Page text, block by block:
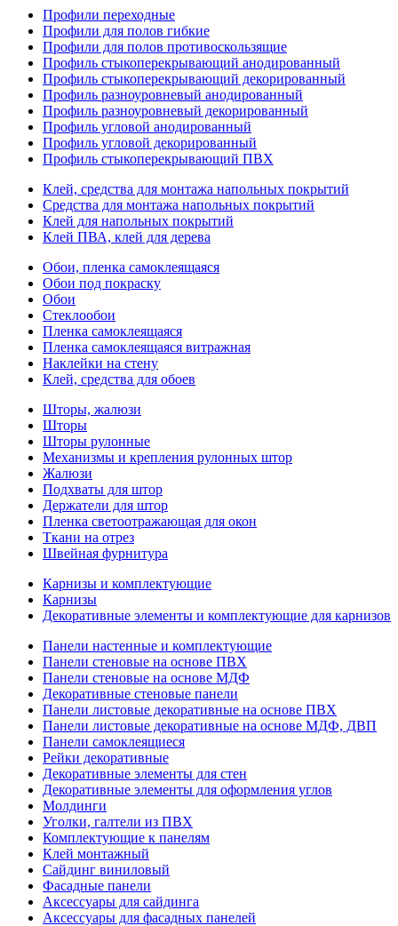
Профили переходные
Профили для полов гибкие
Профили для полов противоскользящие
Профиль стыкоперекрывающий анодированный
Профиль стыкоперекрывающий декорированный
Профиль разноуровневый анодированный
Профиль разноуровневый декорированный
Профиль угловой анодированный
Профиль угловой декорированный
Профиль стыкоперекрывающий ПВХ
Клей, средства для монтажа напольных покрытий
Средства для монтажа напольных покрытий
Клей для напольных покрытий
Клей ПВА, клей для дерева
Обои, пленка самоклеящаяся
Обои под покраску
Обои
Стеклообои
Пленка самоклеящаяся
Пленка самоклеящаяся витражная
Наклейки на стену
Клей, средства для обоев
Шторы, жалюзи
Шторы
Шторы рулонные
Механизмы и крепления рулонных штор
Жалюзи
Подхваты для штор
Держатели для штор
Пленка светоотражающая для окон
Ткани на отрез
Швейная фурнитура
Карнизы и комплектующие
Карнизы
Декоративные элементы и комплектующие для карнизов
Панели настенные и комплектующие
Панели стеновые на основе ПВХ
Панели стеновые на основе МДФ
Декоративные стеновые панели
Панели листовые декоративные на основе ПВХ
Панели листовые декоративные на основе МДФ, ДВП
Панели самоклеящиеся
Рейки декоративные
Декоративные элементы для стен
Декоративные элементы для оформления углов
Молдинги
Уголки, галтели из ПВХ
Комплектующие к панелям
Клей монтажный
Сайдинг виниловый
Фасадные панели
Аксессуары для сайдинга
Аксессуары для фасадных панелей